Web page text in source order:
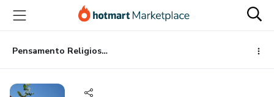
para
conteúdo
principal
para
pagamento
para
rodapé
Pensamento Religioso Africano e Caboclo: Contribuição Axiológica